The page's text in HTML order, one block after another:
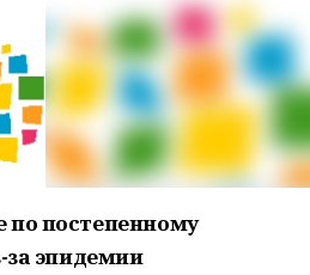
по постепенному
за эпидемии